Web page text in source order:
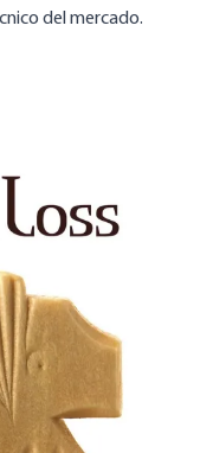
del mercado.